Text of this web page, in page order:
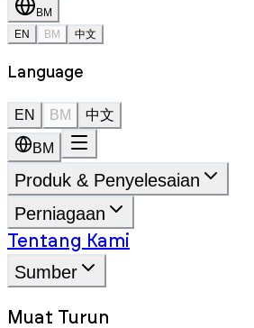
BM
EN
BM 中文
Language
EN BM 中文
BM
Produk & Penyelesaian
Perniagaan
Tentang Kami
Sumber
Muat Turun